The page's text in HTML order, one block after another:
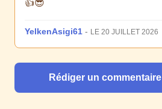
👍😎
YelkenAsigi61 - LE 20 JUILLET 2026
Rédiger un commentaire